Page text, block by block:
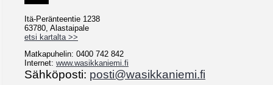
Itä-Peränteentie 1238
63780, Alastaipale
etsi kartalta >>
Matkapuhelin: 0400 742 842
Internet: www.wasikkaniemi.fi
Sähköposti: posti@wasikkaniemi.fi